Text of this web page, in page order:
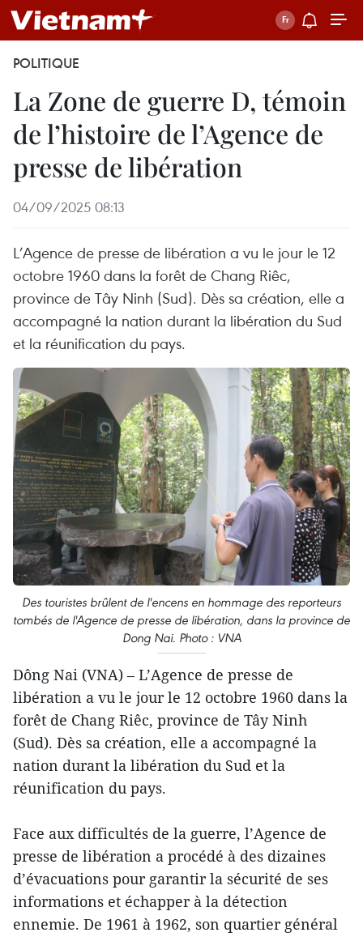
POLITIQUE
La Zone de guerre D, témoin
de l’histoire de l’Agence de
presse de libération
04/09/2025 08:13
L’Agence de presse de libération a vu le jour le 12
octobre 1960 dans la forêt de Chang Riêc,
province de Tây Ninh (Sud). Dès sa création, elle a
accompagné la nation durant la libération du Sud
et la réunification du pays.
Des touristes brûlent de l'encens en hommage des reporteurs
tombés de l'Agence de presse de libération, dans la province de
Dong Nai. Photo : VNA
Dông Nai (VNA) – L’Agence de presse de
libération a vu le jour le 12 octobre 1960 dans la
forêt de Chang Riêc, province de Tây Ninh
(Sud). Dès sa création, elle a accompagné la
nation durant la libération du Sud et la
réunification du pays.
Face aux difficultés de la guerre, l’Agence de
presse de libération a procédé à des dizaines
d’évacuations pour garantir la sécurité de ses
informations et échapper à la détection
ennemie. De 1961 à 1962, son quartier général